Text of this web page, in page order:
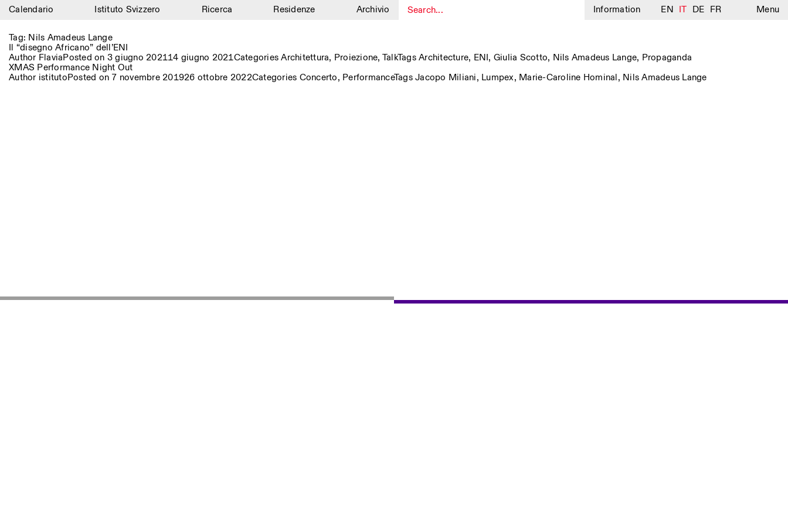
Calendario Istituto Svizzero Ricerca Residenze Archivio Information EN IT DE FR Menu
Calendario
Istituto Svizzero
Ricerca
NEWSLETTER
Tag: Nils Amadeus Lange
Il “disegno Africano” dell’ENI
Author FlaviaPosted on 3 giugno 202114 giugno 2021CategoriesArchitettura, Proiezione, TalkTags Architecture, ENI, Giulia Scotto, Nils Amadeus Lange, Propaganda
XMAS Performance Night Out
Author istitutoPosted on 7 novembre 201926 ottobre 2022Categories Concerto, PerformanceTags Jacopo Miliani, Lumpex, Marie-Caroline Hominal, Nils Amadeus Lange